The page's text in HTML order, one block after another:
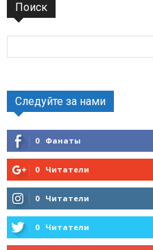
Поиск
Следуйте за нами
0 Фанаты
0 Читатели
0 Читатели
0 Читатели